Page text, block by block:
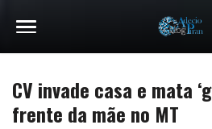
CV invade casa e mata
frente da mãe no MT